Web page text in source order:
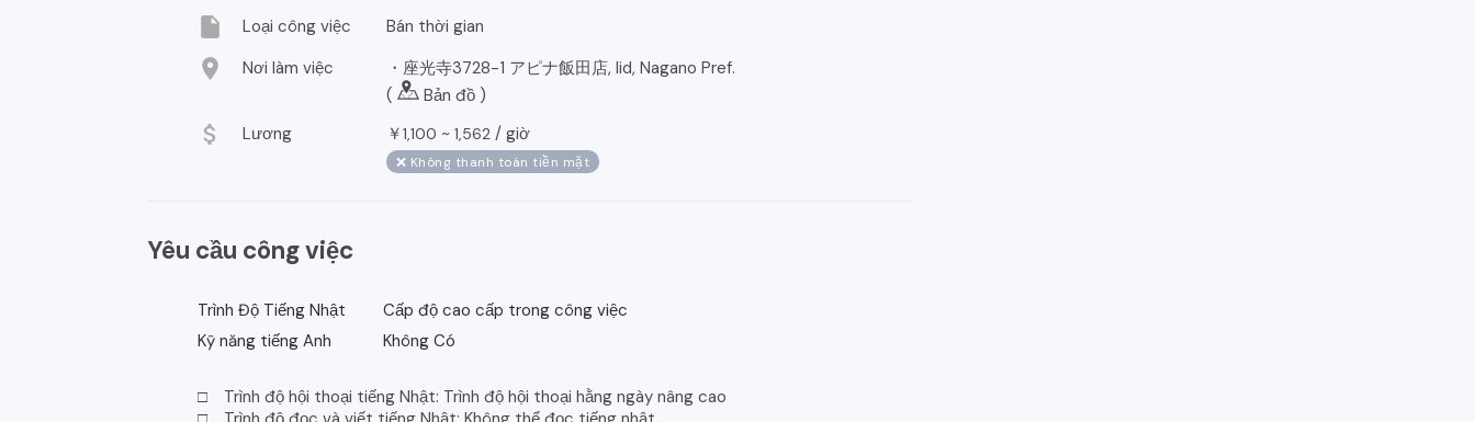
insert_drive_file Loại công việc Bán thời gian
location_on Nơi làm việc
・座光寺3728-1 アピナ飯田店, Iid, Nagano Pref.
(
Bản đồ )
attach_money Lương ￥1,100 ~ 1,562/ giờ
❌ Không thanh toán tiền mặt
Yêu cầu công việc
Trình Độ Tiếng Nhật
Cấp độ cao cấp trong công việc
Kỹ năng tiếng Anh
Không Có
□ Trình độ hội thoại tiếng Nhật: Trình độ hội thoại hằng ngày nâng cao